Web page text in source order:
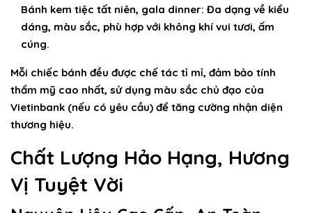
Bánh kem tiệc tất niên, gala dinner: Đa dạng về kiểu
dáng, màu sắc, phù hợp với không khí vui tươi, ấm
cúng.
Mỗi chiếc bánh đều được chế tác tỉ mỉ, đảm bảo tính
thẩm mỹ cao nhất, sử dụng màu sắc chủ đạo của
Vietinbank (nếu có yêu cầu) để tăng cường nhận diện
thương hiệu.
Chất Lượng Hảo Hạng, Hương
Vị Tuyệt Vời